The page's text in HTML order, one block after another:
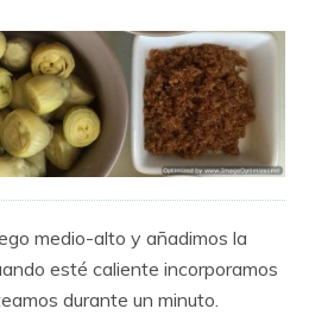
medio-alto y añadimos la
esté caliente incorporamos
durante un minuto.